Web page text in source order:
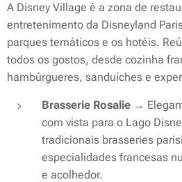
A Disney Village é a zona de
entretenimento da Disneyland
parques temáticos e os hotéis.
todos os gostos, desde cozinha
hambúrgueres, sanduíches e
Brasserie Rosalie →
com vista para o Lago
tradicionais brasseries
especialidades francesas
e acolhedor.